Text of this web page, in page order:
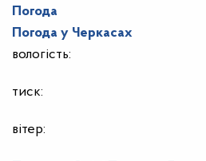
Погода
Погода у Черкасах
вологість:
тиск:
вітер: